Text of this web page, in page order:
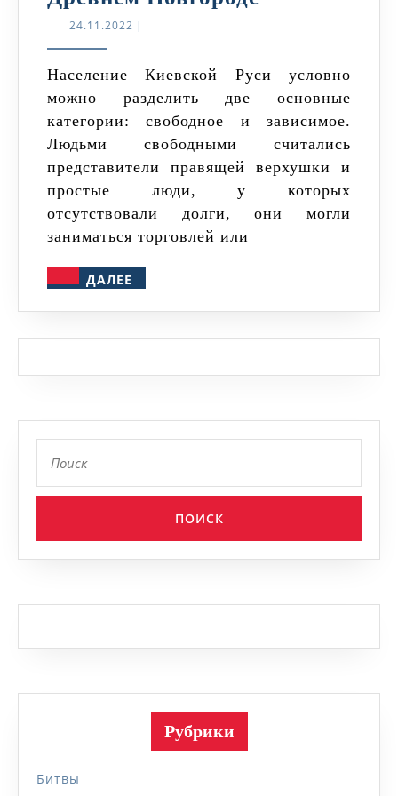
Древнем
Новгороде
24.11.2022 24.11.2022
|
Население Киевской Руси условно
можно разделить две основные
категории: свободное и зависимое.
Людьми свободными считались
представители правящей верхушки и
простые люди, у которых
отсутствовали долги, они могли
заниматься торговлей или
ДАЛЕЕ
Рубрики
Битвы